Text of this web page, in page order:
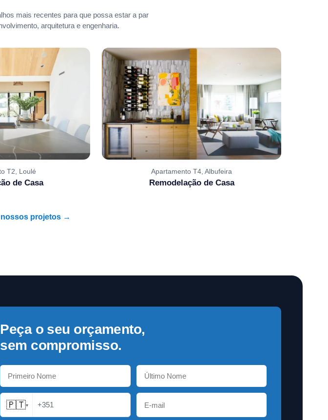
mais recentes para que possa estar a par
arquitetura e engenharia.
T2, Loulé
de Casa
Apartamento T4, Albufeira
Remodelação de Casa
projetos →
Peça o seu orçamento,
sem compromisso.
🇵🇹▾ +351